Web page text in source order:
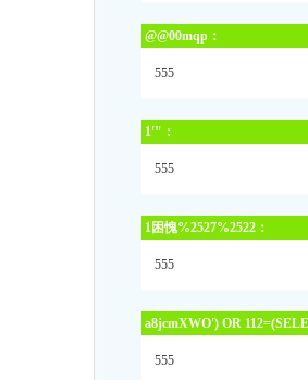
@@00mqp：
555
1'"：
555
1困愧%2527%2522：
555
a8jcmXWO') OR
555